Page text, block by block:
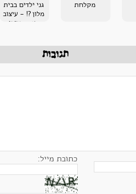
מקלחת
גני ילדים בבית
מלון ?! - עיצוב
משנה מציאות
תגובות
כתובת מייל: